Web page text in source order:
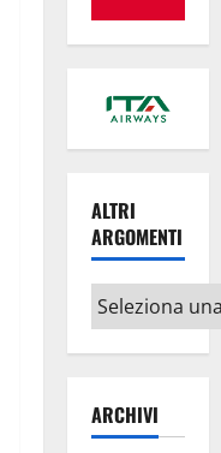
ALTRI
ARGOMENTI
Altri
argomenti
ARCHIVI